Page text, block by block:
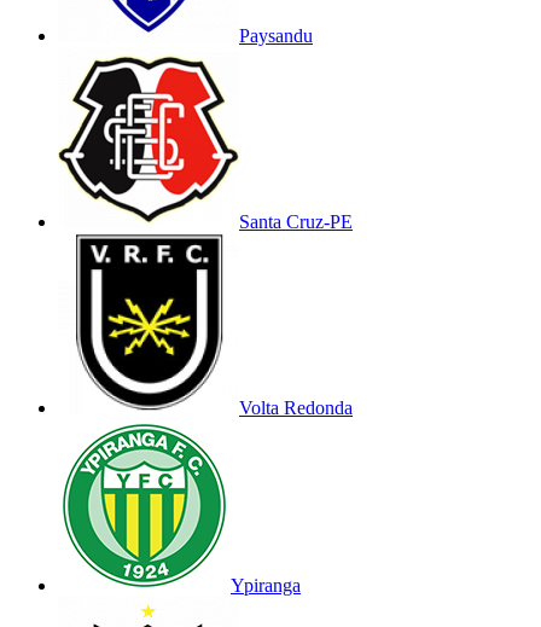
Paysandu
Santa Cruz-PE
Volta Redonda
Ypiranga